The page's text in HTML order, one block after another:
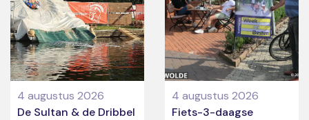
4 augustus 2026
De Sultan & de Dribbel
4 augustus 2026
Fiets-3-daagse